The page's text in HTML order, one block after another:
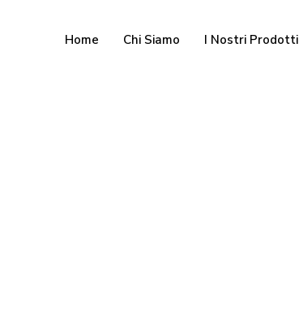
Home Chi Siamo I Nostri Prodotti